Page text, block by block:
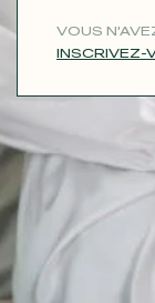
VOUS
INSCRIVEZ-